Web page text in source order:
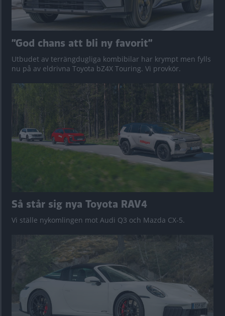
”God chans att bli ny favorit”
Utbudet av terrängdugliga kombibilar har krympt men fylls
nu på av eldrivna Toyota bZ4X Touring. Vi provkör.
Så står sig nya Toyota RAV4
Vi ställe nykomlingen mot Audi Q3 och Mazda CX-5.